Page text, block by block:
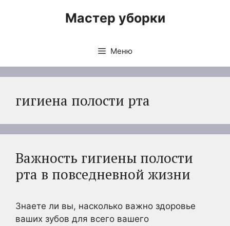
Мастер уборки
Меню
гигиена полости рта
Важность гигиены полости
рта в повседневной жизни
Знаете ли вы, насколько важно здоровье
ваших зубов для всего вашего